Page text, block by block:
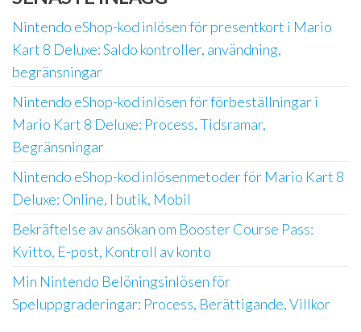
Nintendo eShop-kod inlösen för presentkort i Mario
Kart 8 Deluxe: Saldo kontroller, användning,
begränsningar
Nintendo eShop-kod inlösen för förbeställningar i
Mario Kart 8 Deluxe: Process, Tidsramar,
Begränsningar
Nintendo eShop-kod inlösenmetoder för Mario Kart 8
Deluxe: Online, I butik, Mobil
Bekräftelse av ansökan om Booster Course Pass:
Kvitto, E-post, Kontroll av konto
Min Nintendo Belöningsinlösen för
Speluppgraderingar: Process, Berättigande, Villkor